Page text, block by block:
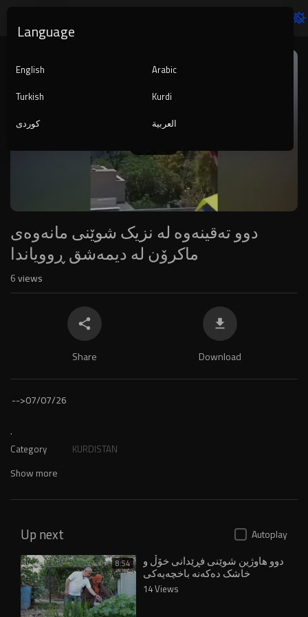
Player
دوو تەقینەوە لە نزیک شوێنی مانەوەی
ماکرۆن لە دیمەشق ڕوویاندا
6views
Share Download
-->07/07/26
.
Category KURDISTAN
Show more
Up next Autoplay
8:54 دوو هاوژین شوێنی فڕێدانی خۆڵ و
خاشک دەکەنە باخچەیەکی
بەرهەمدار
14 Views
Language
English
Arabic
Turkish
Kurdi
کوردی
العربية